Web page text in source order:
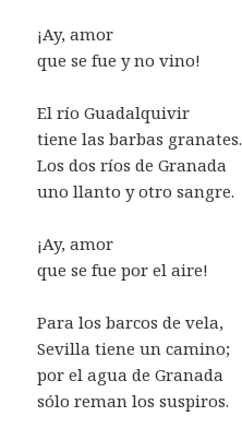
¡Ay, amor
que se fue y no vino!
El río Guadalquivir
tiene las barbas granates.
Los dos ríos de Granada
uno llanto y otro sangre.
¡Ay, amor
que se fue por el aire!
Para los barcos de vela,
Sevilla tiene un camino;
por el agua de Granada
sólo reman los suspiros.